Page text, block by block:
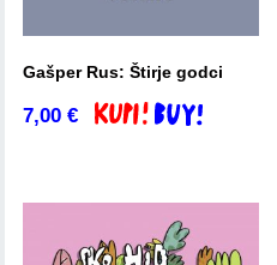
Gašper Rus: Štirje godci
7,00€ Dodaj v košarico